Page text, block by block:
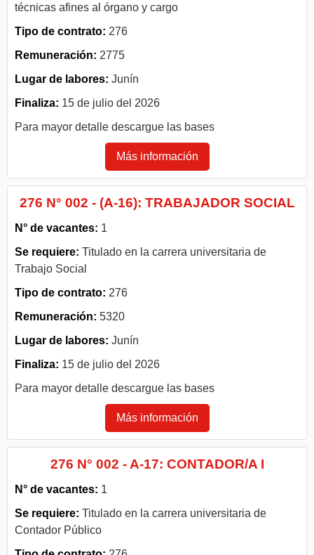
técnicas afines al órgano y cargo
Tipo de contrato: 276
Remuneración: 2775
Lugar de labores: Junín
Finaliza: 15 de julio del 2026
Para mayor detalle descargue las bases
Más información
276 N° 002 - (A-16): TRABAJADOR SOCIAL
N° de vacantes: 1
Se requiere: Titulado en la carrera universitaria de
Trabajo Social
Tipo de contrato: 276
Remuneración: 5320
Lugar de labores: Junín
Finaliza: 15 de julio del 2026
Para mayor detalle descargue las bases
Más información
276 N° 002 - A-17: CONTADOR/A I
N° de vacantes: 1
Se requiere: Titulado en la carrera universitaria de
Contador Público